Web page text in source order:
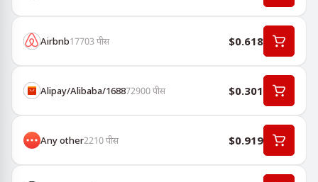
Airbnb17703पीस $0.618
Alipay/Alibaba/168872900पीस $0.301
Any other2210पीस $0.919